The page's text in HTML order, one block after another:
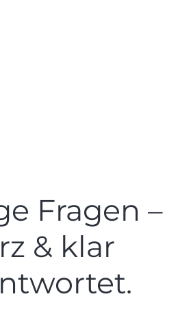
Fragen –
& klar